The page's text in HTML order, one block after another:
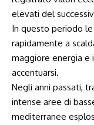
elevati del
In questo periodo
rapidamente a
maggiore energia e
accentuarsi.
Negli anni passati,
intense aree di
mediterranee